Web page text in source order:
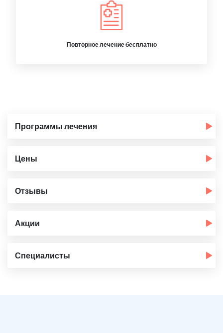
Повторное лечение бесплатно
Программы лечения
Цены
Отзывы
Акции
Специалисты